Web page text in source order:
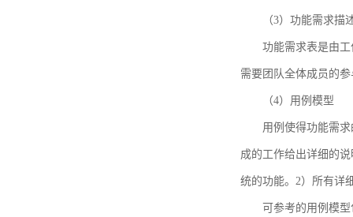
（3）功能需求描
功能需求表是由
需要团队全体成员的
（4）用例模型
用例使得功能需
成的工作给出详细的
统的功能。2）所有详
可参考的用例模